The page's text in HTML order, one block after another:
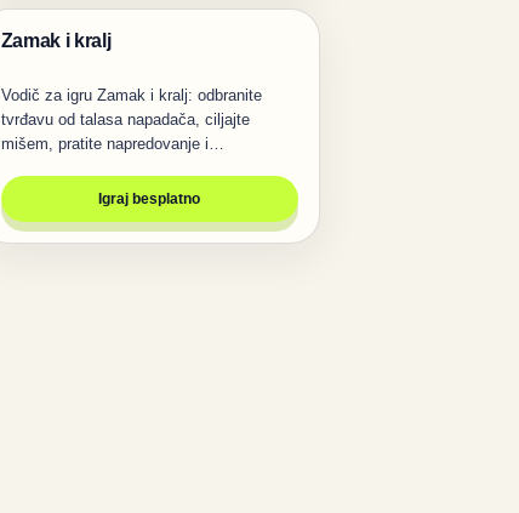
Igre
Zamak i kralj
Vodič za igru Zamak i kralj: odbranite
tvrđavu od talasa napadača, ciljajte
mišem, pratite napredovanje i…
Igraj besplatno